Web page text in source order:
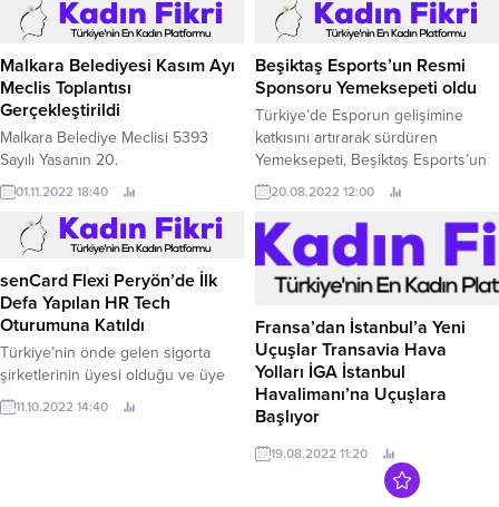
kampanya dönemi için tüm
hazırlıklarını tamamladı.
Vatandaşlar aile hekimliklerinde
nitelikli muayeneye erişebilecek.
Malkara Belediyesi Kasım Ayı
Meclis Toplantısı
Gerçekleştirildi
Malkara Belediye Meclisi 5393
Sayılı Yasanın 20.
01.11.2022 18:40
Beşiktaş Esports’un Resmi
Sponsoru Yemeksepeti oldu
Türkiye’de Esporun gelişimine
katkısını artırarak sürdüren
Yemeksepeti, Beşiktaş Esports’un
da Resmi Sponsoru oldu.
20.08.2022 12:00
senCard Flexi Peryön’de İlk
Defa Yapılan HR Tech
Oturumuna Katıldı
Türkiye’nin önde gelen sigorta
şirketlerinin üyesi olduğu ve üye
şirket sigortalılarının tüm
ihtiyaçlarını tek kanaldan
11.10.2022 14:40
Fransa’dan İstanbul’a Yeni
Uçuşlar Transavia Hava
Yolları İGA İstanbul
Havalimanı’na Uçuşlara
Başlıyor
Air France-KLM ortaklığına ait olan
Transavia Hava Yolları, Paris Orly
Havalimanı’ndan haftada 4 gün,
19.08.2022 11:20